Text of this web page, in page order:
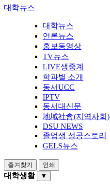
대학뉴스
대학뉴스
언론뉴스
홍보동영상
TV뉴스
LIVE생중계
학과별 소개
동서UCC
IPTV
동서대신문
地域社會(지역사회)
DSU NEWS
졸업생 성공스토리
GELS뉴스
즐겨찾기 인쇄
대학생활 ▼